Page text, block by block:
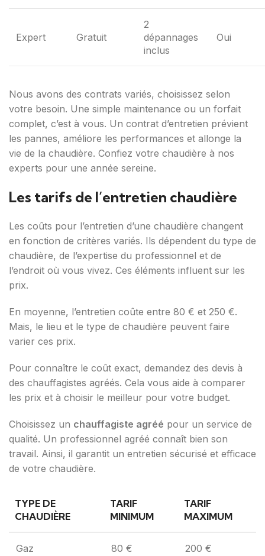
Expert Gratuit
2
dépannages
inclus
Oui
Nous avons des contrats variés, choisissez selon
votre besoin. Une simple maintenance ou un forfait
complet, c’est à vous. Un contrat d’entretien prévient
les pannes, améliore les performances et allonge la
vie de la chaudière. Confiez votre chaudière à nos
experts pour une année sereine.
Les tarifs de l’entretien chaudière
Les coûts pour l’entretien d’une chaudière changent
en fonction de critères variés. Ils dépendent du type de
chaudière, de l’expertise du professionnel et de
l’endroit où vous vivez. Ces éléments influent sur les
prix.
En moyenne, l’entretien coûte entre 80 € et 250 €.
Mais, le lieu et le type de chaudière peuvent faire
varier ces prix.
Pour connaître le coût exact, demandez des devis à
des chauffagistes agréés. Cela vous aide à comparer
les prix et à choisir le meilleur pour votre budget.
Choisissez un chauffagiste agréé pour un service de
qualité. Un professionnel agréé connaît bien son
travail. Ainsi, il garantit un entretien sécurisé et efficace
de votre chaudière.
TYPE DE
CHAUDIÈRE
TARIF
MINIMUM
TARIF
MAXIMUM
Gaz 80 € 200 €